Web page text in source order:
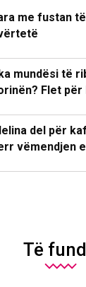
me fustan
mundësi të
Flet
del për
vëmendjen
Të